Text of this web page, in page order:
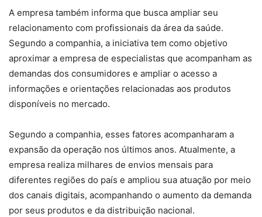
A empresa também informa que busca ampliar seu
relacionamento com profissionais da área da saúde.
Segundo a companhia, a iniciativa tem como objetivo
aproximar a empresa de especialistas que acompanham as
demandas dos consumidores e ampliar o acesso a
informações e orientações relacionadas aos produtos
disponíveis no mercado.
Segundo a companhia, esses fatores acompanharam a
expansão da operação nos últimos anos. Atualmente, a
empresa realiza milhares de envios mensais para
diferentes regiões do país e ampliou sua atuação por meio
dos canais digitais, acompanhando o aumento da demanda
por seus produtos e da distribuição nacional.